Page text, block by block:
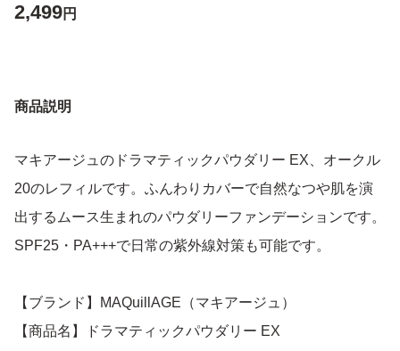
2,499円
商品説明
マキアージュのドラマティックパウダリー EX、オークル
20のレフィルです。ふんわりカバーで自然なつや肌を演
出するムース生まれのパウダリーファンデーションです。
SPF25・PA+++で日常の紫外線対策も可能です。
【ブランド】MAQuillAGE（マキアージュ）
【商品名】ドラマティックパウダリー EX